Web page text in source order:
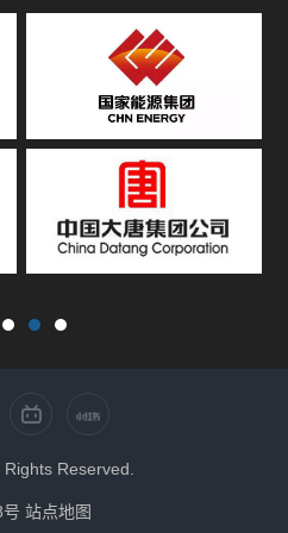
Reserved.
站点地图